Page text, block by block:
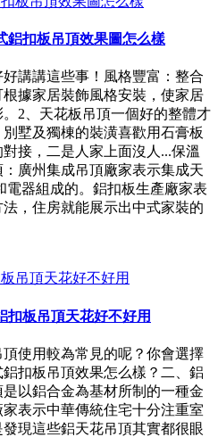
鋁扣板吊頂效果圖怎么樣
講講這些事！風格豐富：整合
據家居裝飾風格安裝，使家居
2、天花板吊頂一個好的整體才
墅及獨棟的裝潢喜歡用石膏板
接，二是人家上面沒人...保溫
廣州集成吊頂廠家表示集成天
器組成的。鋁扣板生產廠家表
，住房就能展示出中式家裝的
扣板吊頂天花好不好用
使用較為常見的呢？你會選擇
扣板吊頂效果怎么樣？二、鋁
以鋁合金為基材所制的一種金
表示中華傳統住宅十分注重室
現這些鋁天花吊頂其實都很眼